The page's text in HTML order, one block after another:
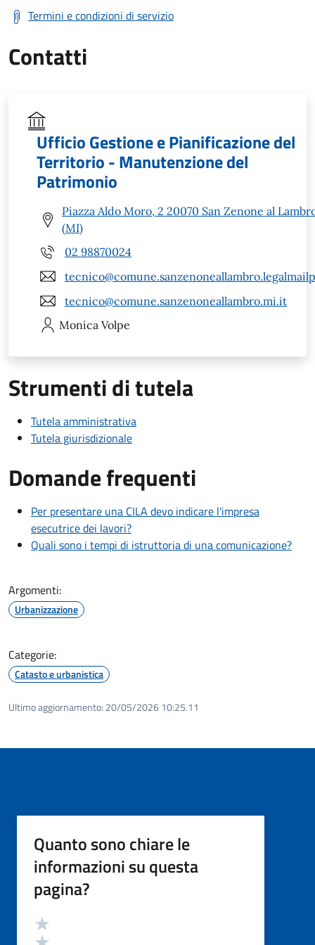
Termini e condizioni di servizio
Contatti
Ufficio Gestione e Pianificazione del
Territorio - Manutenzione del
Patrimonio
Piazza Aldo Moro, 2 20070 San Zenone al
(MI)
02 98870024
tecnico@comune.sanzenoneallambro.mi.it
Monica Volpe
Strumenti di tutela
Tutela amministrativa
Tutela giurisdizionale
Domande frequenti
Per presentare una CILA devo indicare l'impresa
esecutrice dei lavori?
Quali sono i tempi di istruttoria di una comunicazione?
Argomenti:
Urbanizzazione
Categorie:
Catasto e urbanistica
Ultimo aggiornamento: 20/05/2026 10:25.11
Quanto sono chiare le
informazioni su questa
pagina?
Valutazione